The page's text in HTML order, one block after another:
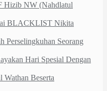
Hizib NW (Nahdlatul
BLACKLIST Nikita
Perselingkuhan Seorang
Hari Spesial Dengan
Beserta